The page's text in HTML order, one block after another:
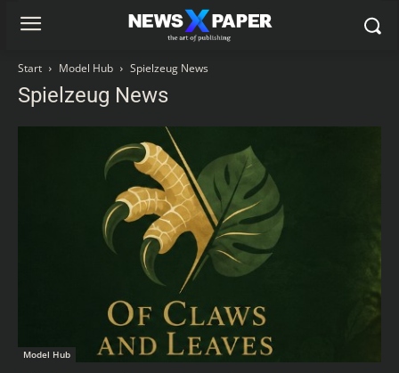
Start Model Hub Spielzeug News
Spielzeug News
Model Hub